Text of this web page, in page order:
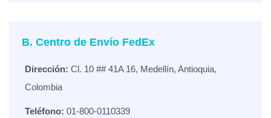
B. Centro de Envío FedEx
Dirección: Cl. 10 ## 41A 16, Medellín, Antioquia,
Colombia
Teléfono: 01-800-0110339